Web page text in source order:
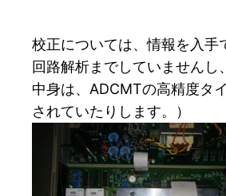
校正については、情報を入手
回路解析までしていませんし
中身は、ADCMTの高精度タ
されていたりします。）